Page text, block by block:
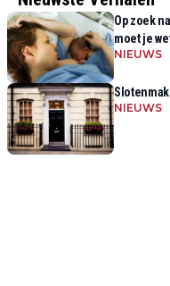
Op zoek
moet je
NIEUWS
NIEUWS